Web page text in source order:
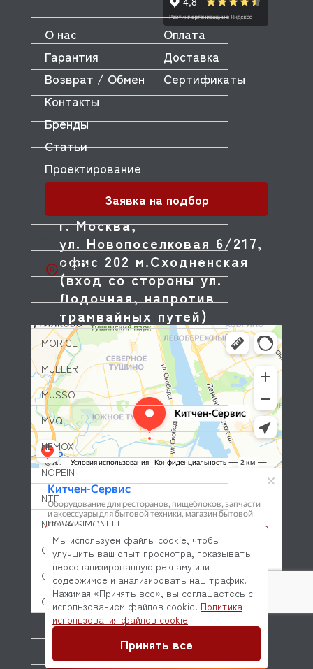
MFK
MICRODOS
MINERVA
MIWE
MKN
MODULAR
MODULINE
MONDIAL FORNI
MONO
MONOLITH
MORELLO FORNI
MORETTI
MORICE
MULLER
MUSSO
MVQ
NEMOX
NOPEIN
NTF
NUOVA SIMONELLI
ODE
OEM
OLAB
OLIS
г. Москва,
ул. Новопоселковая 6/217,
офис 202 м.Сходненская
(вход со стороны ул.
Лодочная, напротив
трамвайных путей)
О нас
Оплата
Гарантия
Доставка
Возврат / Обмен
Сертификаты
Контакты
Бренды
Статьи
Проектирование
Заявка на подбор
© 2026 Kitchen-Service.com Интернет-магазин запчастей
и оборудования профессиональной кухни
Мы используем файлы cookie, чтобы
улучшить ваш опыт просмотра, показывать
персонализированную рекламу или
содержимое и анализировать наш трафик.
Нажимая «Принять все», вы соглашаетесь с
использованием файлов cookie. Политика
использования файлов cookie
Принять все